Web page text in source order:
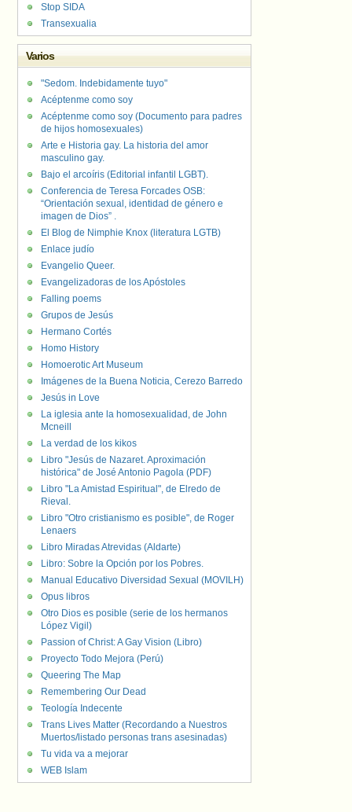
Stop SIDA
Transexualia
Varios
"Sedom. Indebidamente tuyo"
Acéptenme como soy
Acéptenme como soy (Documento para padres
de hijos homosexuales)
Arte e Historia gay. La historia del amor
masculino gay.
Bajo el arcoíris (Editorial infantil LGBT).
Conferencia de Teresa Forcades OSB:
“Orientación sexual, identidad de género e
imagen de Dios” .
El Blog de Nimphie Knox (literatura LGTB)
Enlace judío
Evangelio Queer.
Evangelizadoras de los Apóstoles
Falling poems
Grupos de Jesús
Hermano Cortés
Homo History
Homoerotic Art Museum
Imágenes de la Buena Noticia, Cerezo Barredo
Jesús in Love
La iglesia ante la homosexualidad, de John
Mcneill
La verdad de los kikos
Libro "Jesús de Nazaret. Aproximación
histórica" de José Antonio Pagola (PDF)
Libro "La Amistad Espiritual", de Elredo de
Rieval.
Libro "Otro cristianismo es posible", de Roger
Lenaers
Libro Miradas Atrevidas (Aldarte)
Libro: Sobre la Opción por los Pobres.
Manual Educativo Diversidad Sexual (MOVILH)
Opus libros
Otro Dios es posible (serie de los hermanos
López Vigil)
Passion of Christ: A Gay Vision (Libro)
Proyecto Todo Mejora (Perú)
Queering The Map
Remembering Our Dead
Teología Indecente
Trans Lives Matter (Recordando a Nuestros
Muertos/listado personas trans asesinadas)
Tu vida va a mejorar
WEB Islam